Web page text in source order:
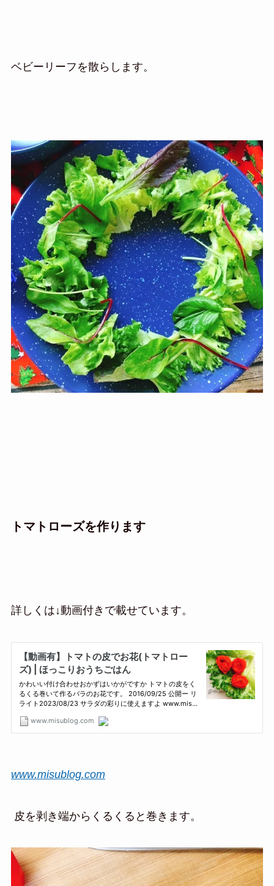
ベビーリーフを散らします。
トマトローズを作ります
詳しくは↓動画付きで載せています。
www.misublog.com
皮を剥き端からくるくると巻きます。